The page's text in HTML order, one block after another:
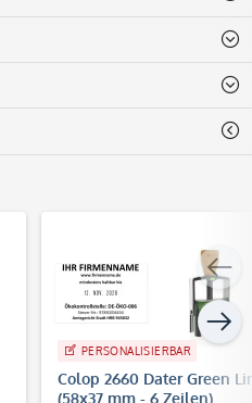
PERSONALISIERBAR
Colop 2660 Dater Green
(58x37 mm - 6 Zeilen)